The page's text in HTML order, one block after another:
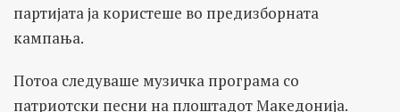
партијата ја користеше во предизборната
кампања.
Потоа следуваше музичка програма со
патриотски песни на плоштадот Македонија.